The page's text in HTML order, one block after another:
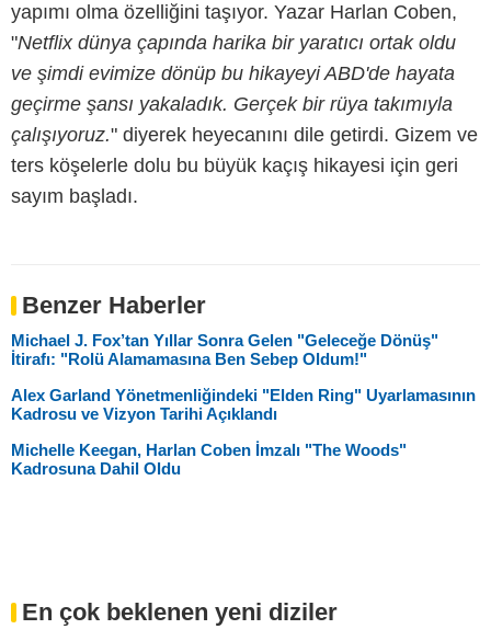
yapımı olma özelliğini taşıyor. Yazar Harlan Coben,
"Netflix dünya çapında harika bir yaratıcı ortak oldu
ve şimdi evimize dönüp bu hikayeyi ABD'de hayata
geçirme şansı yakaladık. Gerçek bir rüya takımıyla
çalışıyoruz." diyerek heyecanını dile getirdi. Gizem ve
ters köşelerle dolu bu büyük kaçış hikayesi için geri
sayım başladı.
Benzer Haberler
Michael J. Fox’tan Yıllar Sonra Gelen "Geleceğe Dönüş"
İtirafı: "Rolü Alamamasına Ben Sebep Oldum!"
Alex Garland Yönetmenliğindeki "Elden Ring" Uyarlamasının
Kadrosu ve Vizyon Tarihi Açıklandı
Michelle Keegan, Harlan Coben İmzalı "The Woods"
Kadrosuna Dahil Oldu
En çok beklenen yeni diziler